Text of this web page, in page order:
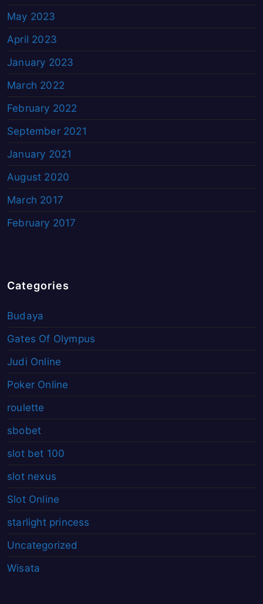
May 2023
April 2023
January 2023
March 2022
February 2022
September 2021
January 2021
August 2020
March 2017
February 2017
Categories
Budaya
Gates Of Olympus
Judi Online
Poker Online
roulette
sbobet
slot bet 100
slot nexus
Slot Online
starlight princess
Uncategorized
Wisata